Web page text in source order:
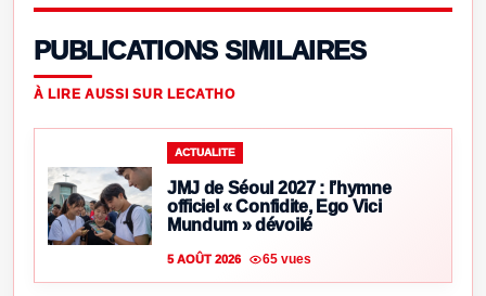
PUBLICATIONS SIMILAIRES
À LIRE AUSSI SUR LECATHO
ACTUALITE
JMJ de Séoul 2027 : l’hymne
officiel « Confidite, Ego Vici
Mundum » dévoilé
5 AOÛT 2026 65 vues